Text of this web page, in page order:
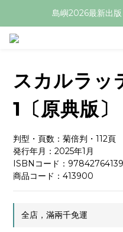
島嶼2026最新出
スカルラッ
1〔原典版〕
判型・頁数：菊倍判・112頁
発行年月：2025年1月
ISBNコード：
商品コード：413900
全店，滿兩千免運